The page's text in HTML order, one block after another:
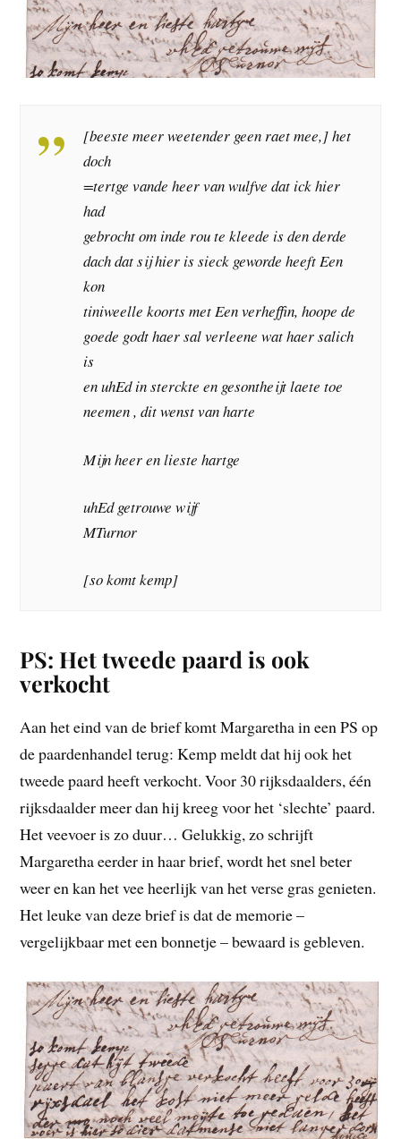
[beeste meer weetender geen raet mee,] het
doch
=tertge vande heer van wulfve dat ick hier
had
gebrocht om inde rou te kleede is den derde
dach dat sij hier is sieck geworde heeft Een
kon
tiniweelle koorts met Een verheffin, hoope de
goede godt haer sal verleene wat haer salich
is
en uhEd in sterckte en gesontheijt laete toe
neemen , dit wenst van harte
Mijn heer en lieste hartge
uhEd getrouwe wijf
MTurnor
[so komt kemp]
PS: Het tweede paard is ook
verkocht
Aan het eind van de brief komt Margaretha in een PS op
de paardenhandel terug: Kemp meldt dat hij ook het
tweede paard heeft verkocht. Voor 30 rijksdaalders, één
rijksdaalder meer dan hij kreeg voor het ‘slechte’ paard.
Het veevoer is zo duur… Gelukkig, zo schrijft
Margaretha eerder in haar brief, wordt het snel beter
weer en kan het vee heerlijk van het verse gras genieten.
Het leuke van deze brief is dat de memorie –
vergelijkbaar met een bonnetje – bewaard is gebleven.